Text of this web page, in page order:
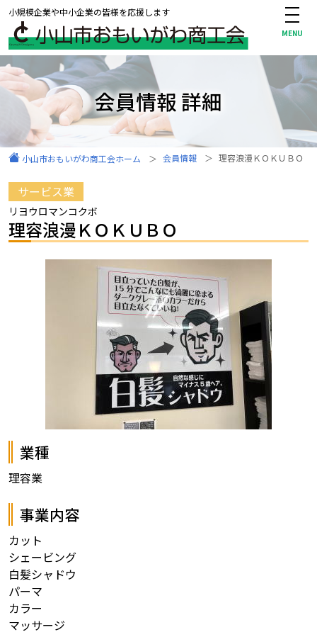
小規模企業や中小企業の皆様を応援します
会員情報 詳細
小山市おもいがわ商工会ホーム 会員情報 理容浪漫ＫＯＫＵＢＯ
サービス業
リヨウロマンコクボ
理容浪漫ＫＯＫＵＢＯ
業種
理容業
事業内容
カット
シェービング
白髪シャドウ
パーマ
カラー
マッサージ